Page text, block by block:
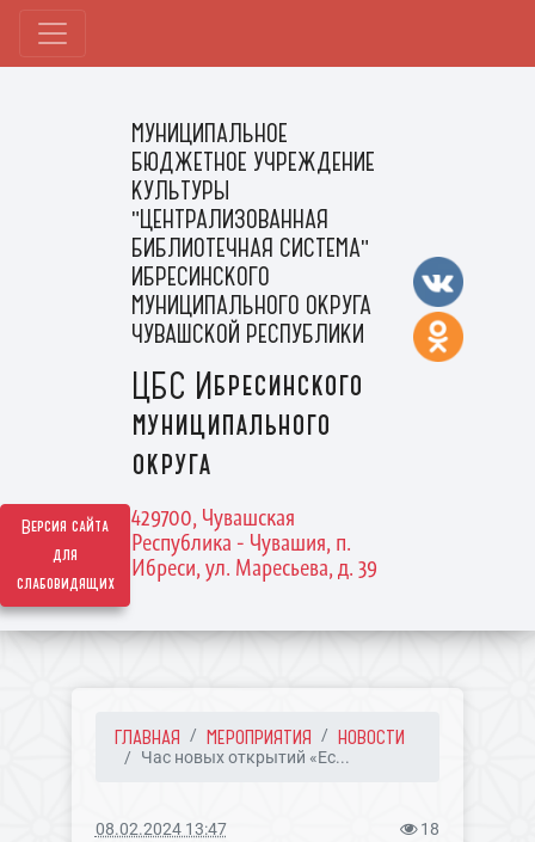
Версия сайта
для
слабовидящих
МУНИЦИПАЛЬНОЕ
БЮДЖЕТНОЕ УЧРЕЖДЕНИЕ
КУЛЬТУРЫ
"ЦЕНТРАЛИЗОВАННАЯ
БИБЛИОТЕЧНАЯ СИСТЕМА"
ИБРЕСИНСКОГО
МУНИЦИПАЛЬНОГО ОКРУГА
ЧУВАШСКОЙ РЕСПУБЛИКИ
ЦБС Ибресинского
муниципального
округа
429700, Чувашская
Республика - Чувашия, п.
Ибреси, ул. Маресьева, д. 39
ГЛАВНАЯ МЕРОПРИЯТИЯ НОВОСТИ
Час новых открытий «Ес...
08.02.2024 13:47 18